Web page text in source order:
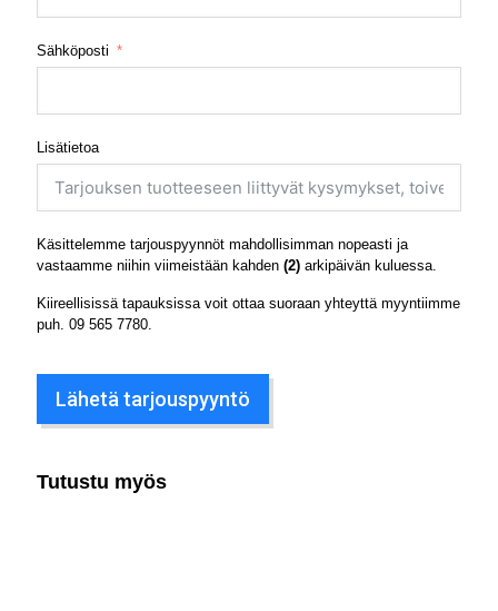
Sähköposti
Lisätietoa
Käsittelemme tarjouspyynnöt mahdollisimman nopeasti ja
vastaamme niihin viimeistään kahden (2) arkipäivän kuluessa.
Kiireellisissä tapauksissa voit ottaa suoraan yhteyttä myyntiimme
puh. 09 565 7780
Lähetä tarjouspyyntö
Tutustu myös